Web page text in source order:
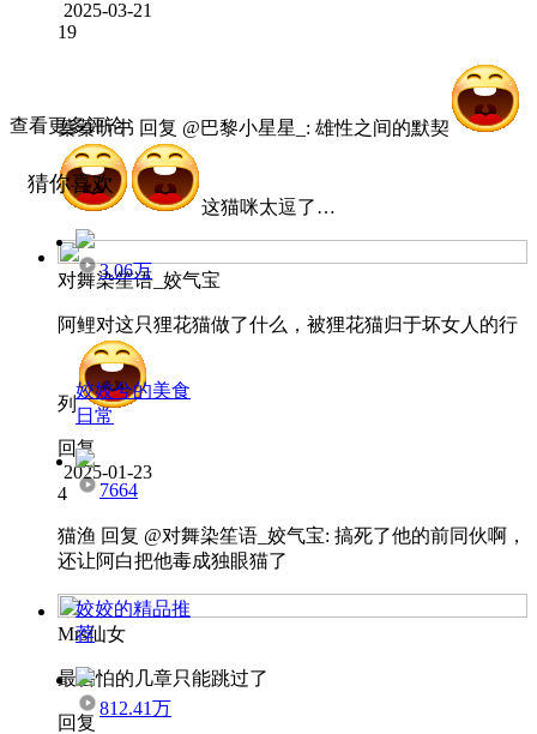
2025-03-21
19
蓁蓁听书 回复 @巴黎小星星_ : 雄性之间的默契
这猫咪太逗了…
对舞染笙语_姣气宝
阿鲤对这只狸花猫做了什么，被狸花猫归于坏女人的行
列
回复
2025-01-23
4
猫渔 回复 @对舞染笙语_姣气宝: 搞死了他的前同伙啊，
还让阿白把他毒成独眼猫了
Mrs仙女
最害怕的几章只能跳过了
回复
查看更多评论
猜你喜欢
3.06万
姣姣兮的美食
日常
7664
姣姣的精品推
荐
812.41万